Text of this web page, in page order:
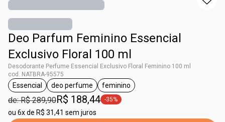
Deo Parfum Feminino Essencial
Exclusivo Floral 100 ml
Desodorante Perfume Essencial Exclusivo Floral Feminino 100 ml
cod. NATBRA-95575
etiqueta Essencial
Essencial
etiqueta deo perfume
deo perfume
etiqueta feminino
feminino
de: R$ 289,90R$ 188,44 etiqueta -35%
-35%
ou 6x de R$ 31,41 sem juros